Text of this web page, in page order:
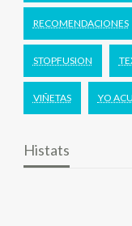
RECOMENDACIONES
STOPFUSION
VIÑETAS YO
Histats